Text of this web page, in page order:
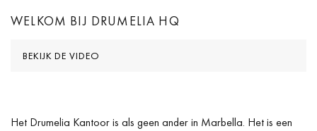
WELKOM BIJ DRUMELIA HQ
BEKIJK DE VIDEO
Het Drumelia Kantoor is als geen ander in Marbella. Het is een